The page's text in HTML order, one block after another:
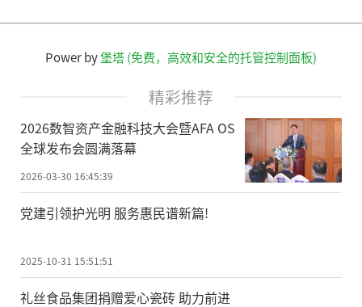
Power by堡塔 (免费，高效和安全的托管控制面板)
精彩推荐
2026数智资产金融科技大会暨AFA OS
全球发布会圆满落幕
2026-03-30 16:45:39
党建引领护光明 服务惠民谱新篇!
2025-10-31 15:51:51
礼丝食品集团捐赠爱心瓷砖 助力前进